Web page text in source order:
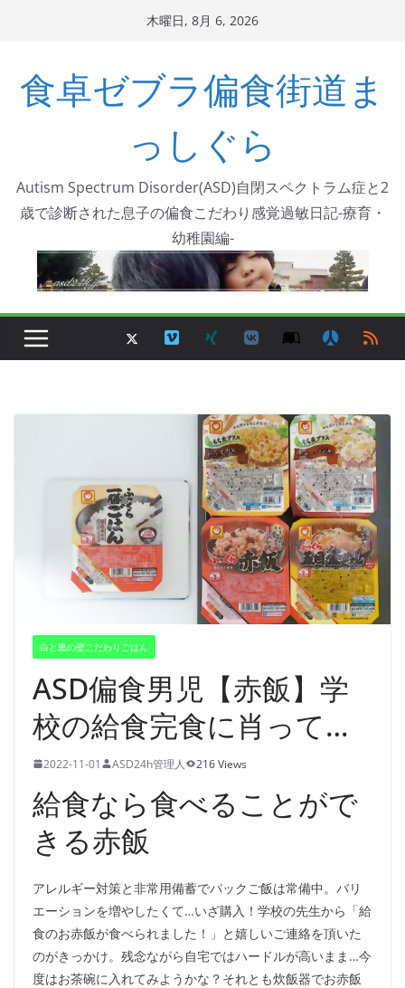
木曜日, 8月 6, 2026
食卓ゼブラ偏食街道ま
っしぐら
Autism Spectrum Disorder(ASD)自閉スペクトラム症と2
歳で診断された息子の偏食こだわり感覚過敏日記-療育・
幼稚園編-
白と黒の壁こだわりごはん
ASD偏食男児【赤飯】学
校の給食完食に肖って…
2022-11-01 ASD24h管理人 216 Views
給食なら食べることがで
きる赤飯
アレルギー対策と非常用備蓄でパックご飯は常備中。バリ
エーションを増やしたくて…いざ購入！学校の先生から「給
食のお赤飯が食べられました！」と嬉しいご連絡を頂いた
のがきっかけ。残念ながら自宅ではハードルが高いまま…今
度はお茶碗に入れてみようかな？それとも炊飯器でお赤飯